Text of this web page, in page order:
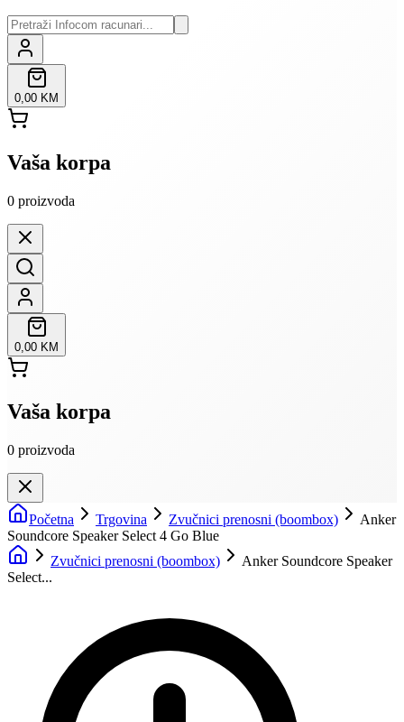
0,00 KM
Vaša korpa
0 proizvoda
0,00 KM
Vaša korpa
0 proizvoda
Početna Trgovina Zvučnici prenosni (boombox)
Anker
Soundcore Speaker Select 4 Go Blue
Zvučnici prenosni (boombox)
Anker Soundcore Speaker
Select...